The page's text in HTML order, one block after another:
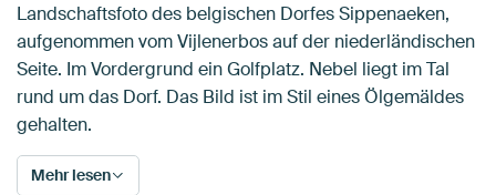
Landschaftsfoto des belgischen Dorfes Sippenaeken,
aufgenommen vom Vijlenerbos auf der niederländischen
Seite. Im Vordergrund ein Golfplatz. Nebel liegt im Tal
rund um das Dorf. Das Bild ist im Stil eines Ölgemäldes
gehalten.
Mehr lesen